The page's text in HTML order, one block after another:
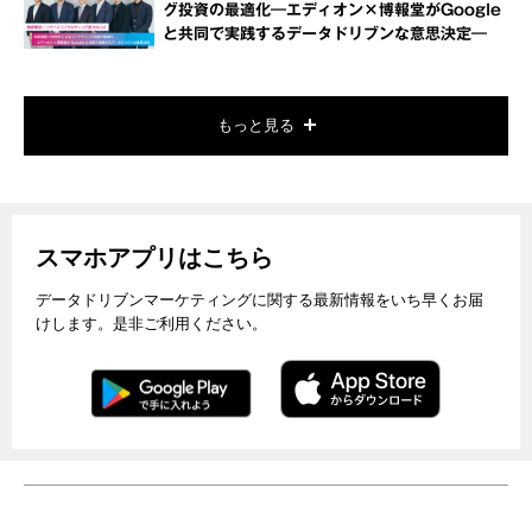
グ投資の最適化―エディオン×博報堂がGoogle
と共同で実践するデータドリブンな意思決定―
もっと見る
スマホアプリはこちら
データドリブンマーケティングに関する最新情報をいち早くお届
けします。是非ご利用ください。